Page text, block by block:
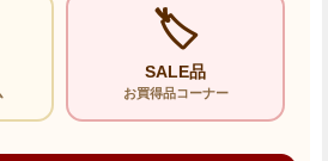
🏷️
SALE品
お買得品コーナー